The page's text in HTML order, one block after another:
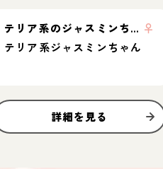
テリア系のジャスミンちゃん ♀
テリア系ジャスミンちゃん
詳細を見る